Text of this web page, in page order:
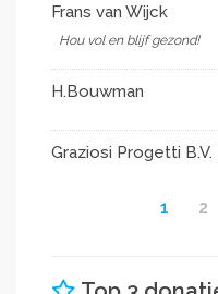
Frans van Wijck
Hou vol en blijf gezond!
H.Bouwman
Graziosi Progetti B.V.
1 2